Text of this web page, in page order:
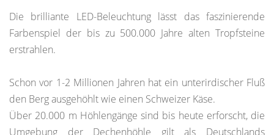
Die brilliante LED-Beleuchtung lässt das faszinierende
Farbenspiel der bis zu 500.000 Jahre alten Tropfsteine
erstrahlen.
Schon vor 1-2 Millionen Jahren hat ein unterirdischer Fluß
den Berg ausgehöhlt wie einen Schweizer Käse.
Über 20.000 m Höhlengänge sind bis heute erforscht, die
Umgebung der Dechenhöhle gilt als Deutschlands